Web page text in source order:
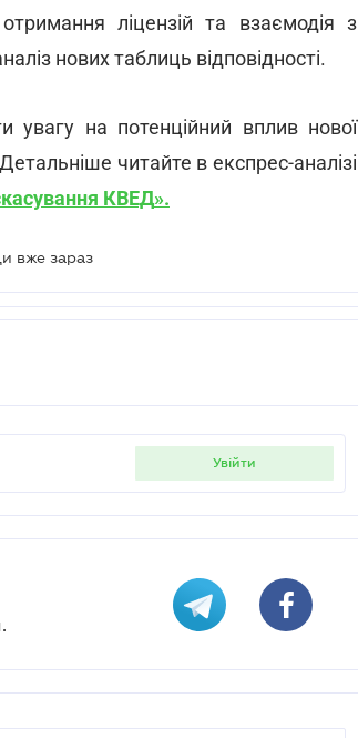
ліцензій та взаємодія з
нових таблиць відповідності.
увагу на потенційний вплив нової
читайте в експрес-аналізі
КВЕД».
вже зараз
увійти